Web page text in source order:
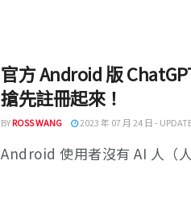
官方 Android 版
搶先註冊起來！
BYROSS WANG 2023 年 07 月 24 日 -
Android 使用者沒有 AI 人（